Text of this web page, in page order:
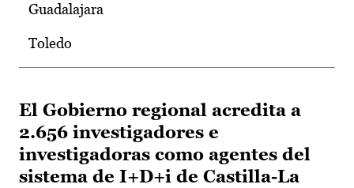
Guadalajara
Toledo
El Gobierno regional acredita a
2.656 investigadores e
investigadoras como agentes del
sistema de I+D+i de Castilla-La